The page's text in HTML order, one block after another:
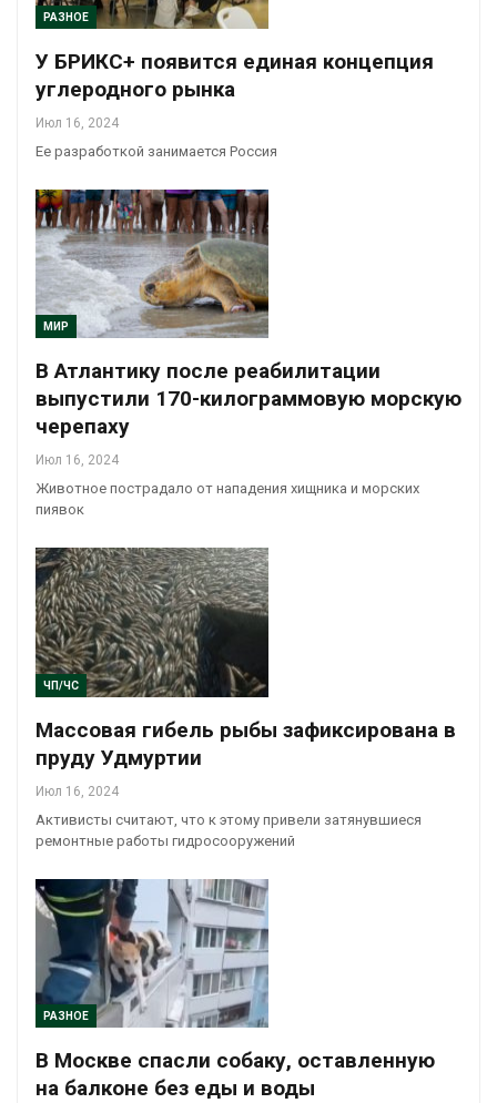
РАЗНОЕ
У БРИКС+ появится единая концепция
углеродного рынка
Июл 16, 2024
Ее разработкой занимается Россия
МИР
В Атлантику после реабилитации
выпустили 170-килограммовую морскую
черепаху
Июл 16, 2024
Животное пострадало от нападения хищника и морских
пиявок
ЧП/ЧС
Массовая гибель рыбы зафиксирована в
пруду Удмуртии
Июл 16, 2024
Активисты считают, что к этому привели затянувшиеся
ремонтные работы гидросооружений
РАЗНОЕ
В Москве спасли собаку, оставленную
на балконе без еды и воды